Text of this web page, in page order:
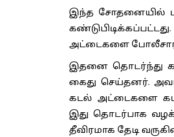
இந்த சோதனையில்
அட்டைகளை போலீசார்
இதனை தொடர்ந்து
கைது செய்தனர்.
கடல் அட்டைகளை
இது தொடர்பாக
தீவிரமாக தேடி